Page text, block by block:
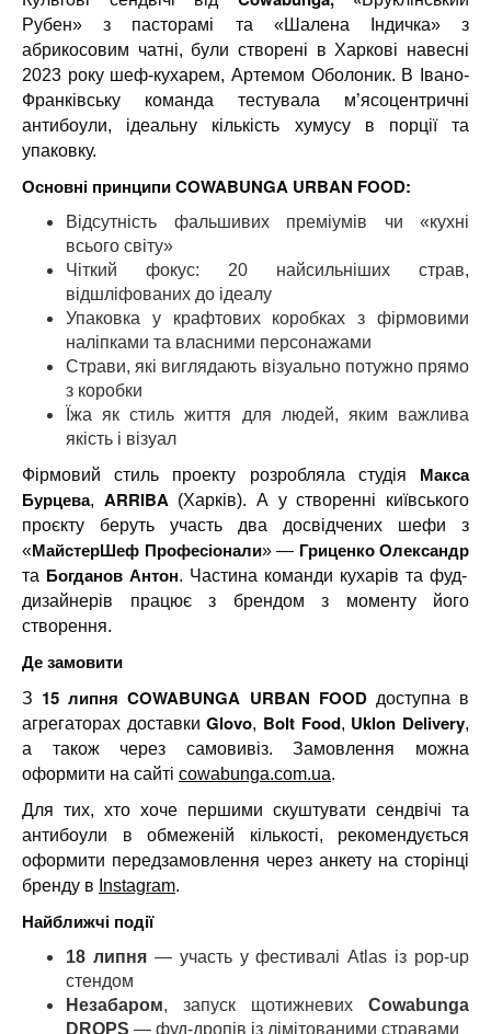
Рубен» з пасторамі та «Шалена Індичка» з
абрикосовим чатні, були створені в Харкові навесні
2023 року шеф-кухарем, Артемом Оболоник. В Івано-
Франківську команда тестувала м’ясоцентричні
антибоули, ідеальну кількість хумусу в порції та
упаковку.
Основні принципи COWABUNGA URBAN FOOD:
Відсутність фальшивих преміумів чи «кухні
всього світу»
Чіткий фокус: 20 найсильніших страв,
відшліфованих до ідеалу
Упаковка у крафтових коробках з фірмовими
наліпками та власними персонажами
Страви, які виглядають візуально потужно прямо
з коробки
Їжа як стиль життя для людей, яким важлива
якість і візуал
Фірмовий стиль проекту розробляла студія Макса
Бурцева, ARRIBA (Харків). А у створенні київського
проєкту беруть участь два досвідчених шефи з
«МайстерШеф Професіонали» — Гриценко Олександр
та Богданов Антон. Частина команди кухарів та фуд-
дизайнерів працює з брендом з моменту його
створення.
Де замовити
З 15 липня COWABUNGA URBAN FOODдоступна в
агрегаторах доставкиGlovo, Bolt Food, Uklon Delivery,
а також через самовивіз. Замовлення можна
оформити на сайті cowabunga.com.ua.
Для тих, хто хоче першими скуштувати сендвічі та
антибоули в обмеженій кількості, рекомендується
оформити передзамовлення через анкету на сторінці
бренду в Instagram.
Найближчі події
18 липня— участь у фестивалі Atlas із pop-up
стендом
Незабаром, запуск щотижневих Cowabunga
DROPS — фуд-дропів із лімітованими стравами